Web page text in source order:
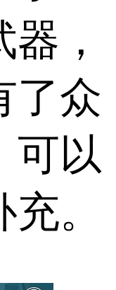
，
了众
可以
。